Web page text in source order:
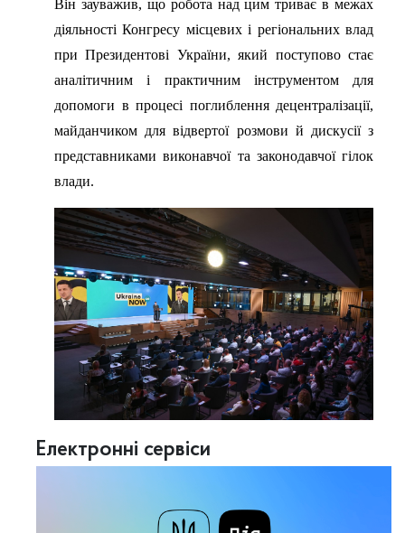
Він зауважив, що робота над цим триває в межах
діяльності Конгресу місцевих і регіональних влад
при Президентові України, який поступово стає
аналітичним і практичним інструментом для
допомоги в процесі поглиблення децентралізації,
майданчиком для відвертої розмови й дискусії з
представниками виконавчої та законодавчої гілок
влади.
Електронні сервіси